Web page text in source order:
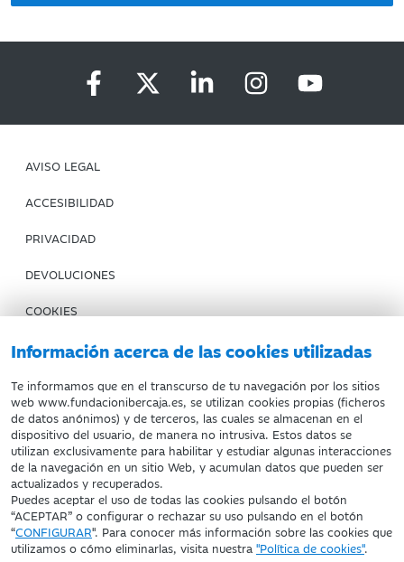
Información acerca de las cookies utilizadas
Te informamos que en el transcurso de tu navegación por los sitios
web www.fundacionibercaja.es, se utilizan cookies propias (ficheros
de datos anónimos) y de terceros, las cuales se almacenan en el
dispositivo del usuario, de manera no intrusiva. Estos datos se
utilizan exclusivamente para habilitar y estudiar algunas interacciones
de la navegación en un sitio Web, y acumulan datos que pueden ser
actualizados y recuperados.
Puedes aceptar el uso de todas las cookies pulsando el botón
“ACEPTAR” o configurar o rechazar su uso pulsando en el botón
“CONFIGURAR". Para conocer más información sobre las cookies que
utilizamos o cómo eliminarlas, visita nuestra "Política de cookies".
AVISO LEGAL
ACCESIBILIDAD
PRIVACIDAD
DEVOLUCIONES
COOKIES
CONDICIONES DE COMPRA
IBERCAJA BANCO
Fundación Bancaria Ibercaja. C.I.F. G-50000652.
Inscrita en el Registro de Fundaciones del Mº de Educación,
Cultura y Deporte con el nº 1689.
Domicilio social: Joaquín Costa, 13. 50001 Zaragoza.